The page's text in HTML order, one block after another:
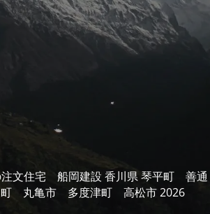
文住宅 船岡建設 香川県 琴平町 善通
丸亀市 多度津町 高松市 2026